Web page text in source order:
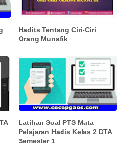
Hadits Tentang Ciri-Ciri
Orang Munafik
Latihan Soal PTS Mata
Pelajaran Hadis Kelas 2 DTA
Semester 1